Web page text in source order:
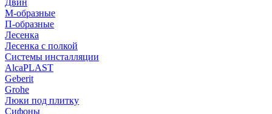
Двин
М-образные
П-образные
Лесенка
Лесенка с полкой
Системы инсталляции
AlcaPLAST
Geberit
Grohe
Люки под плитку
Сифоны